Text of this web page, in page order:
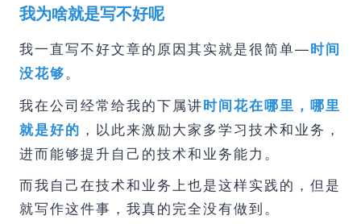
我为啥就是写不好呢
我一直写不好文章的原因其实就是很简单—时间
没花够。
我在公司经常给我的下属讲时间花在哪里，哪里
就是好的 ，以此来激励大家多学习技术和业务，
进而能够提升自己的技术和业务能力。
而我自己在技术和业务上也是这样实践的，但是
就写作这件事，我真的完全没有做到。